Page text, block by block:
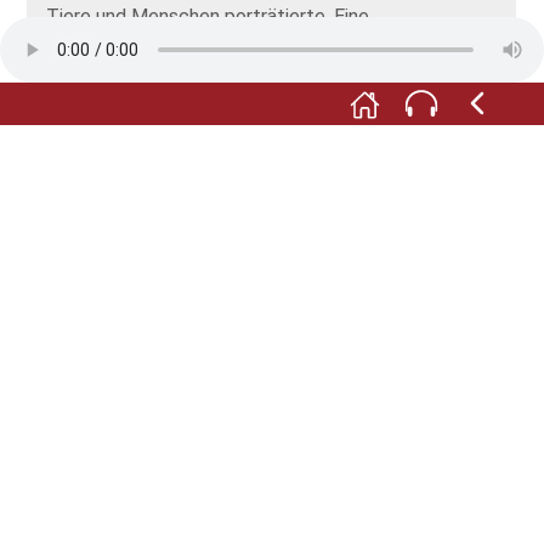
Tiere und Menschen porträtierte. Eine
Kunstprofessur lehnte er ab und lebte stattdessen
als freier Künstler, großzügig unterstützt von seinem
Mäzen Conrad Binding, dem Gründer der Frankfurter